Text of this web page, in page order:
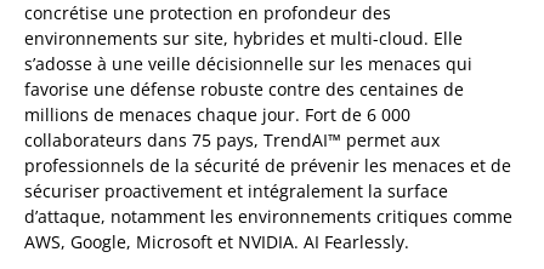
concrétise une protection en profondeur des
environnements sur site, hybrides et multi-cloud. Elle
s’adosse à une veille décisionnelle sur les menaces qui
favorise une défense robuste contre des centaines de
millions de menaces chaque jour. Fort de 6 000
collaborateurs dans 75 pays, TrendAI™ permet aux
professionnels de la sécurité de prévenir les menaces et de
sécuriser proactivement et intégralement la surface
d’attaque, notamment les environnements critiques comme
AWS, Google, Microsoft et NVIDIA. AI Fearlessly.